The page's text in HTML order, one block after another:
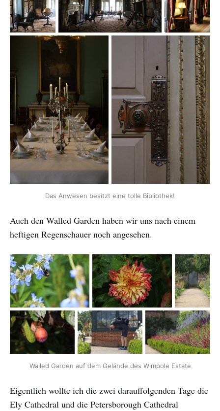
Das Anwesen besitzt eine tolle Bibliothek!
Auch den Walled Garden haben wir uns nach einem
heftigen Regenschauer noch angesehen.
Walled Garden auf dem Gelände des Wimpole Estate
Eigentlich wollte ich die zwei darauffolgenden Tage die
Ely Cathedral und die Petersborough Cathedral